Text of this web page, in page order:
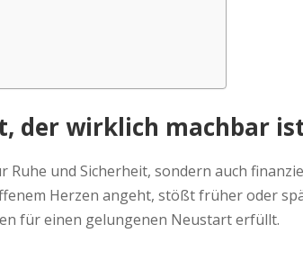
der wirklich machbar
und Sicherheit, sondern auch
Herzen angeht, stößt früher oder
für einen gelungenen Neustart erfüllt.